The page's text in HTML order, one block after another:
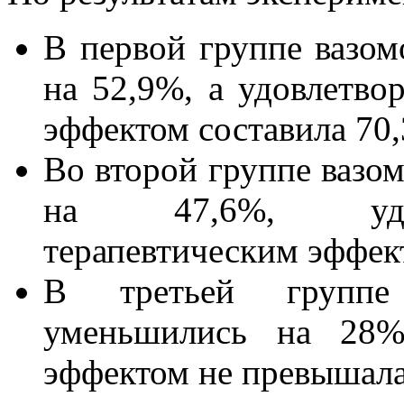
В первой группе
на 52,9%, а
эффектом составила
Во второй группе
на 47,6%,
терапевтическим
В третьей группе
уменьшились на
эффектом не